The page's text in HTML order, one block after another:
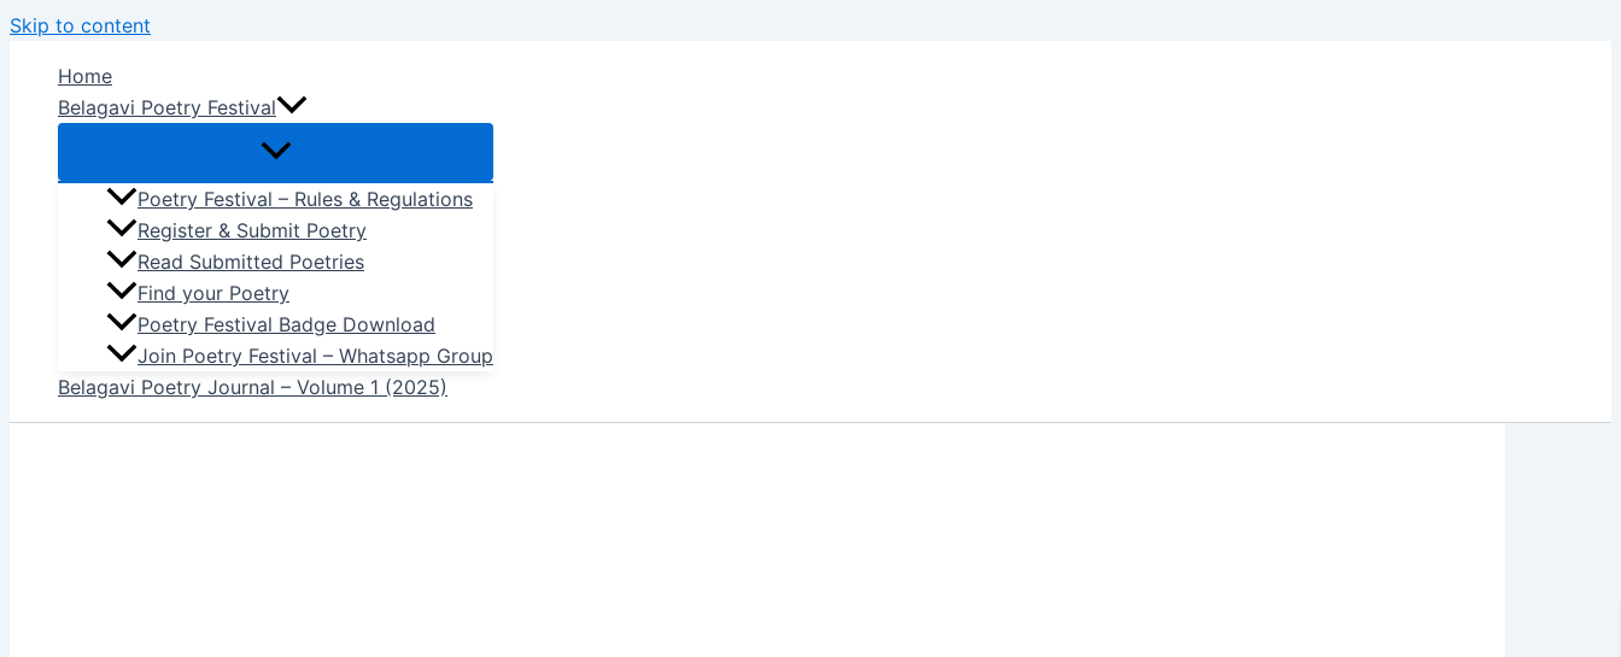
Skip to content
Home
Belagavi Poetry Festival
Poetry Festival – Rules & Regulations
Register & Submit Poetry
Read Submitted Poetries
Find your Poetry
Poetry Festival Badge Download
Join Poetry Festival – Whatsapp Group
Belagavi Poetry Journal – Volume 1 (2025)